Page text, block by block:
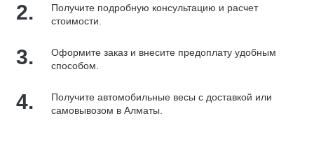
2.
Получите подробную консультацию и расчет
стоимости.
3.
Оформите заказ и внесите предоплату удобным
способом.
4.
Получите автомобильные весы с доставкой или
самовывозом в Алматы.